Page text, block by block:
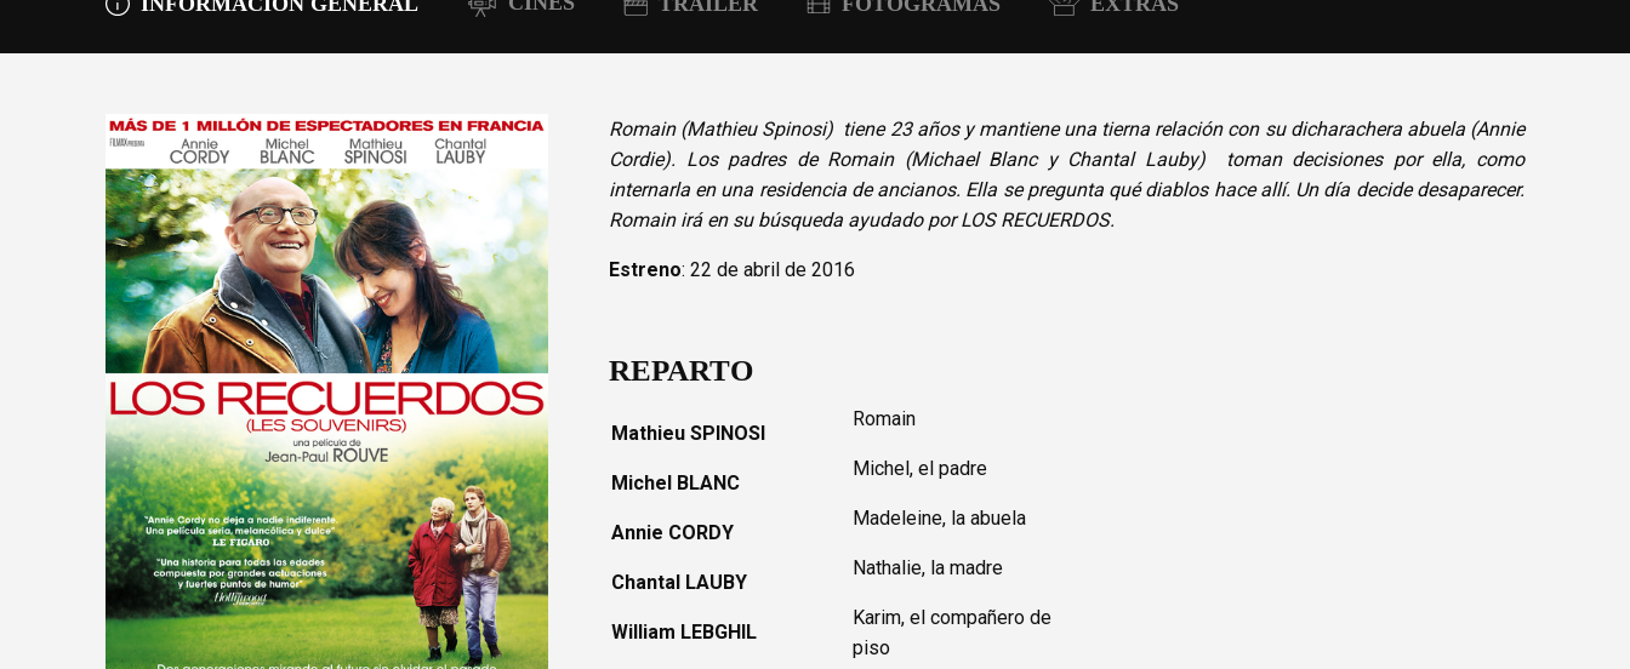
Romain (Mathieu Spinosi) tiene 23 años y mantiene una tierna relación con su dicharachera abuela (Annie
Cordie). Los padres de Romain (Michael Blanc y Chantal Lauby) toman decisiones por ella, como
internarla en una residencia de ancianos. Ella se pregunta qué diablos hace allí. Un día decide desaparecer.
Romain irá en su búsqueda ayudado por LOS RECUERDOS.
Estreno: 22 de abril de 2016
REPARTO
Mathieu SPINOSI
Michel BLANC
Annie CORDY
Chantal LAUBY
William LEBGHIL
Romain
Michel, el padre
Madeleine, la abuela
Nathalie, la madre
Karim, el compañero de
piso